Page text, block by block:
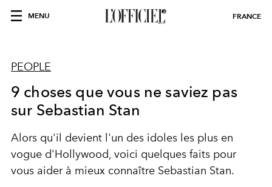
MENU FRANCE
PEOPLE
9 choses que vous ne saviez pas
sur Sebastian Stan
Alors qu'il devient l'un des idoles les plus en
vogue d'Hollywood, voici quelques faits pour
vous aider à mieux connaître Sebastian Stan.